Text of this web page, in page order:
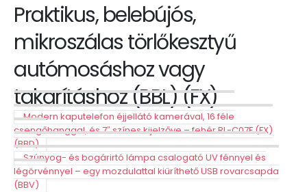
Praktikus, belebújós,
mikroszálas törlőkesztyű
autómosáshoz vagy
takarításhoz (BBL) (FX)
Modern kaputelefon éjjellátó kamerával, 16 féle
csengőhanggal, és 7″ színes kijelzőve – fehér RL-C07F (FX)
(BBD)
Szúnyog- és bogárirtó lámpa csalogató UV fénnyel és
légörvénnyel – egy mozdulattal kiüríthető USB rovarcsapda
(BBV)